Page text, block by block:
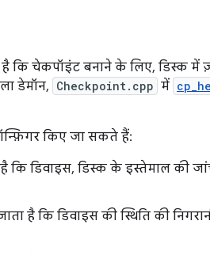
है कि चेकपॉइंट बनाने के लिए, डिस्क
डेमॉन, Checkpoint.cpp में
किए जा सकते हैं:
कि डिवाइस, डिस्क के इस्तेमाल की
है कि डिवाइस की स्थिति की